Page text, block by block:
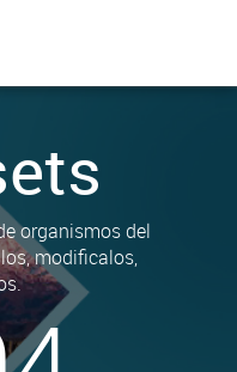
organismos del
modificalos,